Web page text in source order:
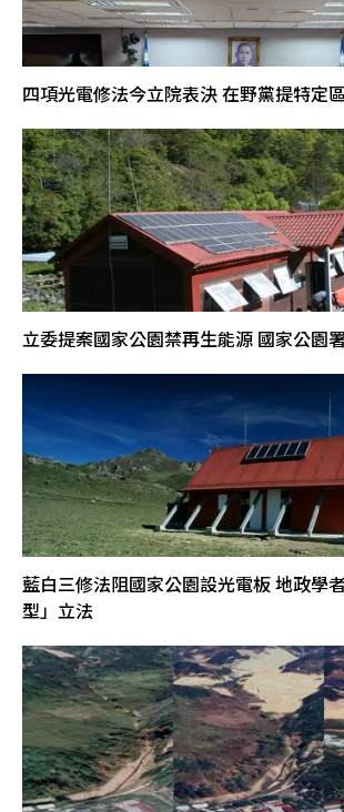
四項光電修法今立院表決 在野黨提特定
立委提案國家公園禁再生能源 國家公園
藍白三修法阻國家公園設光電板 地政學
型」立法